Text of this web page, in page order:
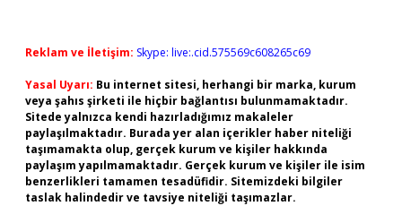
Reklam ve İletişim: Skype: live:.cid.575569c608265c69
Yasal Uyarı: Bu internet sitesi, herhangi bir marka, kurum
veya şahıs şirketi ile hiçbir bağlantısı bulunmamaktadır.
Sitede yalnızca kendi hazırladığımız makaleler
paylaşılmaktadır. Burada yer alan içerikler haber niteliği
taşımamakta olup, gerçek kurum ve kişiler hakkında
paylaşım yapılmamaktadır. Gerçek kurum ve kişiler ile isim
benzerlikleri tamamen tesadüfidir. Sitemizdeki bilgiler
taslak halindedir ve tavsiye niteliği taşımazlar.